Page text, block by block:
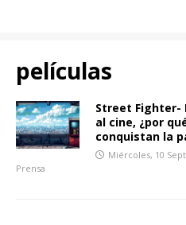
películas
Street Fighter-
al cine, ¿por
conquistan la
Miércoles, 10
Prensa